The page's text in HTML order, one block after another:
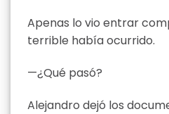
Apenas lo vio entrar
terrible había ocurrido.
—¿Qué pasó?
Alejandro dejó los